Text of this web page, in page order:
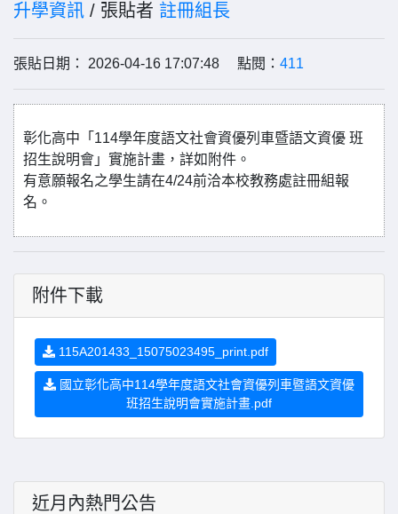
升學資訊 / 張貼者 註冊組長
張貼日期： 2026-04-16 17:07:48 點閱： 411
彰化高中「114學年度語文社會資優列車暨語文資優 班
招生說明會」實施計畫，詳如附件。
有意願報名之學生請在4/24前洽本校教務處註冊組報
名。
附件下載
115A201433_15075023495_print.pdf
國立彰化高中114學年度語文社會資優列車暨語文資優
班招生說明會實施計畫.pdf
近月內熱門公告